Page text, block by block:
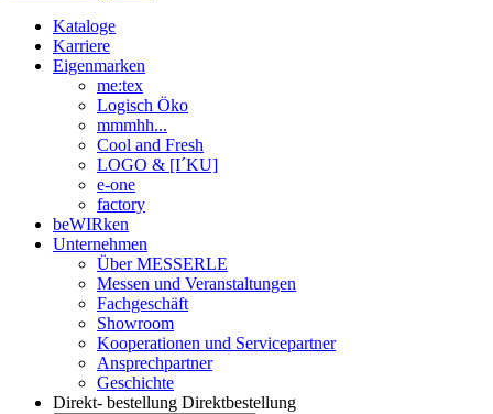
Kataloge
Karriere
Eigenmarken
me:tex
Logisch Öko
mmmhh...
Cool and Fresh
LOGO & [I´KU]
e-one
factory
beWIRken
Unternehmen
Über MESSERLE
Messen und Veranstaltungen
Fachgeschäft
Showroom
Kooperationen und Servicepartner
Ansprechpartner
Geschichte
Direkt- bestellung Direktbestellung